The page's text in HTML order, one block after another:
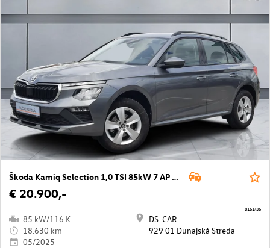
Škoda Kamiq Selection 1,0 TSI 85kW 7 AP DSG
€ 20.900,-
85 kW/116 K
18.630 km
05/2025
DS-CAR
929 01 Dunajská Streda
8161/36